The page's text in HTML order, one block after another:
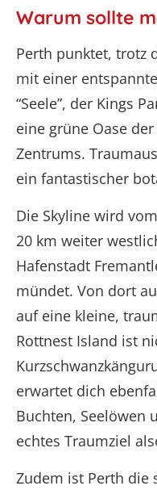
Warum sollte
Perth punktet, trotz
mit einer
“Seele”, der Kings
eine grüne Oase
Zentrums.
ein fantastischer
Die Skyline wird
20 km weiter
Hafenstadt
mündet. Von dort
auf eine kleine,
Rottnest Island ist
erwartet dich
Buchten, Seelöwen
echtes Traumziel
Zudem ist Perth die